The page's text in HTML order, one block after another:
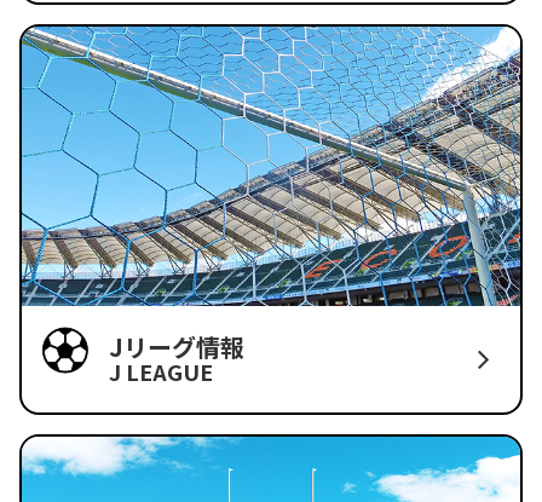
Jリーグ情報
J LEAGUE